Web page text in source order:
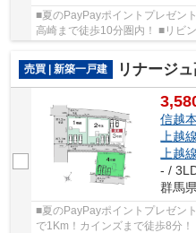
■夏のPayPayポイントプレゼン
高崎まで徒歩10分圏内！ ■リビ
売買 | 新築一戸建
リナージュ
信越
上越線
上越線
- /
群馬
■夏のPayPayポイントプレゼン
で1Km！カインズまで徒歩8分！